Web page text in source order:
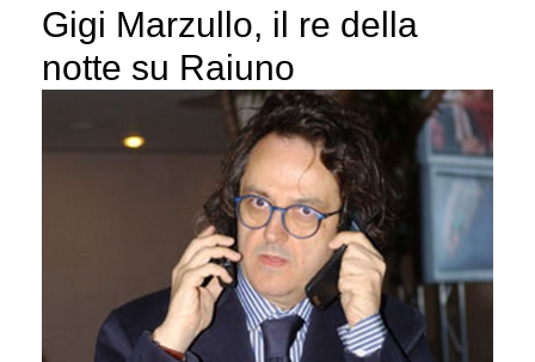
Gigi Marzullo, il re della
notte su Raiuno